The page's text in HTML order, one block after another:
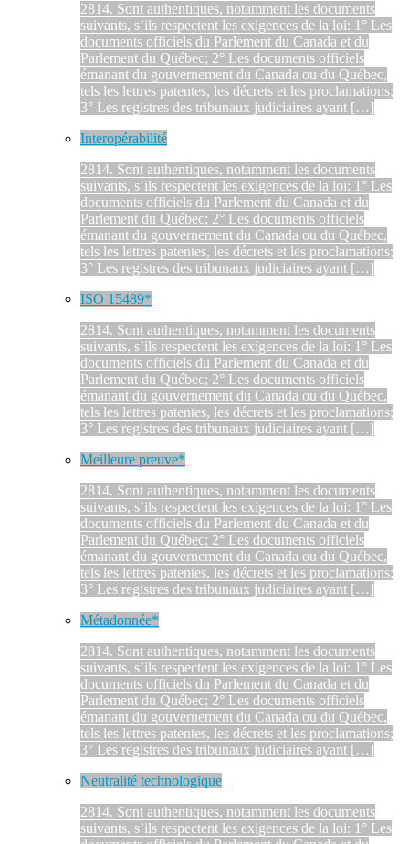
2814. Sont authentiques, notamment les documents
suivants, s’ils respectent les exigences de la loi: 1° Les
documents officiels du Parlement du Canada et du
Parlement du Québec; 2° Les documents officiels
émanant du gouvernement du Canada ou du Québec,
tels les lettres patentes, les décrets et les proclamations;
3° Les registres des tribunaux judiciaires ayant […]
Interopérabilité
2814. Sont authentiques, notamment les documents
suivants, s’ils respectent les exigences de la loi: 1° Les
documents officiels du Parlement du Canada et du
Parlement du Québec; 2° Les documents officiels
émanant du gouvernement du Canada ou du Québec,
tels les lettres patentes, les décrets et les proclamations;
3° Les registres des tribunaux judiciaires ayant […]
ISO 15489*
2814. Sont authentiques, notamment les documents
suivants, s’ils respectent les exigences de la loi: 1° Les
documents officiels du Parlement du Canada et du
Parlement du Québec; 2° Les documents officiels
émanant du gouvernement du Canada ou du Québec,
tels les lettres patentes, les décrets et les proclamations;
3° Les registres des tribunaux judiciaires ayant […]
Meilleure preuve*
2814. Sont authentiques, notamment les documents
suivants, s’ils respectent les exigences de la loi: 1° Les
documents officiels du Parlement du Canada et du
Parlement du Québec; 2° Les documents officiels
émanant du gouvernement du Canada ou du Québec,
tels les lettres patentes, les décrets et les proclamations;
3° Les registres des tribunaux judiciaires ayant […]
Métadonnée*
2814. Sont authentiques, notamment les documents
suivants, s’ils respectent les exigences de la loi: 1° Les
documents officiels du Parlement du Canada et du
Parlement du Québec; 2° Les documents officiels
émanant du gouvernement du Canada ou du Québec,
tels les lettres patentes, les décrets et les proclamations;
3° Les registres des tribunaux judiciaires ayant […]
Neutralité technologique
2814. Sont authentiques, notamment les documents
suivants, s’ils respectent les exigences de la loi: 1° Les